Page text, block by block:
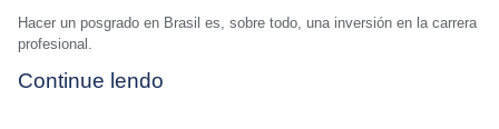
Hacer un posgrado en Brasil es, sobre todo, una inversión en la carrera
profesional.
Continue lendo